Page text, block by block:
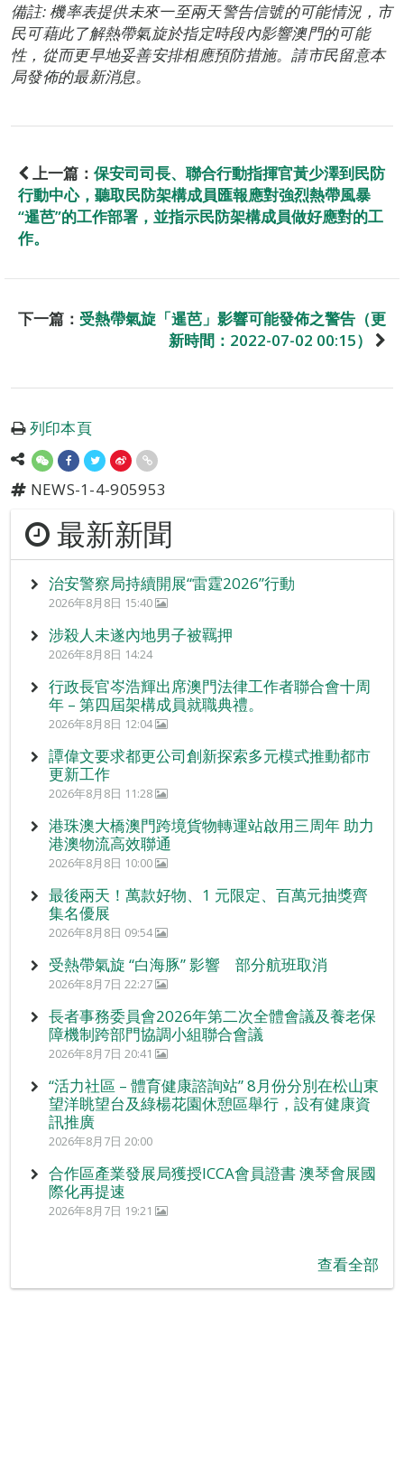
備註: 機率表提供未來一至兩天警告信號的可能情況，市
民可藉此了解熱帶氣旋於指定時段內影響澳門的可能
性，從而更早地妥善安排相應預防措施。請市民留意本
局發佈的最新消息。
上一篇： 保安司司長、聯合行動指揮官黃少澤到民防
行動中心，聽取民防架構成員匯報應對強烈熱帶風暴
“暹芭”的工作部署，並指示民防架構成員做好應對的工
作。
下一篇： 受熱帶氣旋「暹芭」影響可能發佈之警告（更
新時間：2022-07-02 00:15）
列印本頁
NEWS-1-4-905953
最新新聞
治安警察局持續開展“雷霆2026”行動
2026年8月8日 15:40
涉殺人未遂內地男子被羈押
2026年8月8日 14:24
行政長官岑浩輝出席澳門法律工作者聯合會十周
年 – 第四屆架構成員就職典禮。
2026年8月8日 12:04
譚偉文要求都更公司創新探索多元模式推動都市
更新工作
2026年8月8日 11:28
港珠澳大橋澳門跨境貨物轉運站啟用三周年 助力
港澳物流高效聯通
2026年8月8日 10:00
最後兩天！萬款好物、1 元限定、百萬元抽獎齊
集名優展
2026年8月8日 09:54
受熱帶氣旋 “白海豚” 影響 部分航班取消
2026年8月7日 22:27
長者事務委員會2026年第二次全體會議及養老保
障機制跨部門協調小組聯合會議
2026年8月7日 20:41
“活力社區 – 體育健康諮詢站” 8月份分別在松山東
望洋眺望台及綠楊花園休憩區舉行，設有健康資
訊推廣
2026年8月7日 20:00
合作區產業發展局獲授ICCA會員證書 澳琴會展國
際化再提速
2026年8月7日 19:21
查看全部